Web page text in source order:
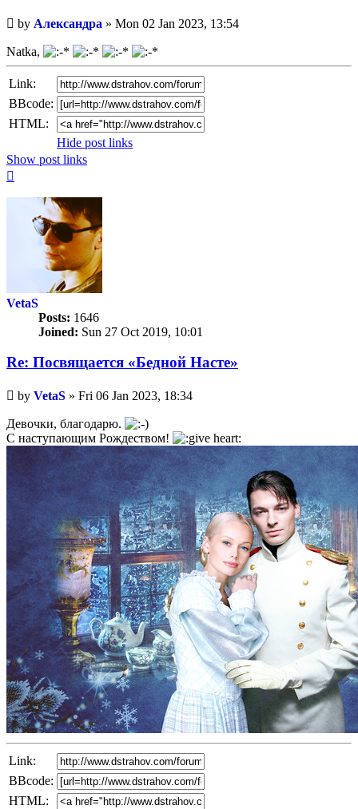
Unread
post
by Александра » Mon 02 Jan 2023, 13:54
Natka,
Link:
BBcode:
HTML:
Hide post links
Show post links
VetaS
Posts: 1646
Joined: Sun 27 Oct 2019, 10:01
Re: Посвящается «Бедной Насте»
Unread
post
by VetaS » Fri 06 Jan 2023, 18:34
Девочки, благодарю.
С наступающим Рождеством!
Link:
BBcode:
HTML: